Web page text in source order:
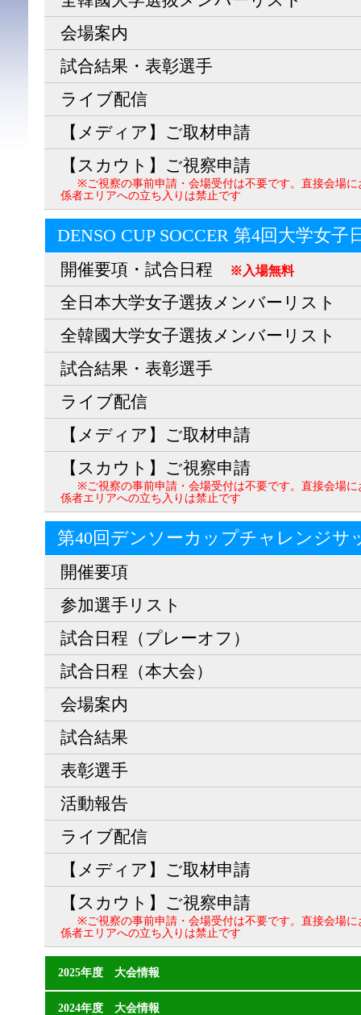
会場案内
試合結果・表彰選手
ライブ配信
【メディア】ご取材申請
【スカウト】ご視察申請
※ご視察の事前申請・会場受付は不要です。直接会場
係者エリアへの立ち入りは禁止です
DENSO CUP SOCCER 第4回大学女子
開催要項・試合日程 ※入場無料
全日本大学女子選抜メンバーリスト
全韓國大学女子選抜メンバーリスト
試合結果・表彰選手
ライブ配信
【メディア】ご取材申請
【スカウト】ご視察申請
※ご視察の事前申請・会場受付は不要です。直接会場
係者エリアへの立ち入りは禁止です
第40回デンソーカップチャレンジサ
開催要項
参加選手リスト
試合日程（プレーオフ）
試合日程（本大会）
会場案内
試合結果
表彰選手
活動報告
ライブ配信
【メディア】ご取材申請
【スカウト】ご視察申請
※ご視察の事前申請・会場受付は不要です。直接会場
係者エリアへの立ち入りは禁止です
2025年度 大会情報
2024年度 大会情報